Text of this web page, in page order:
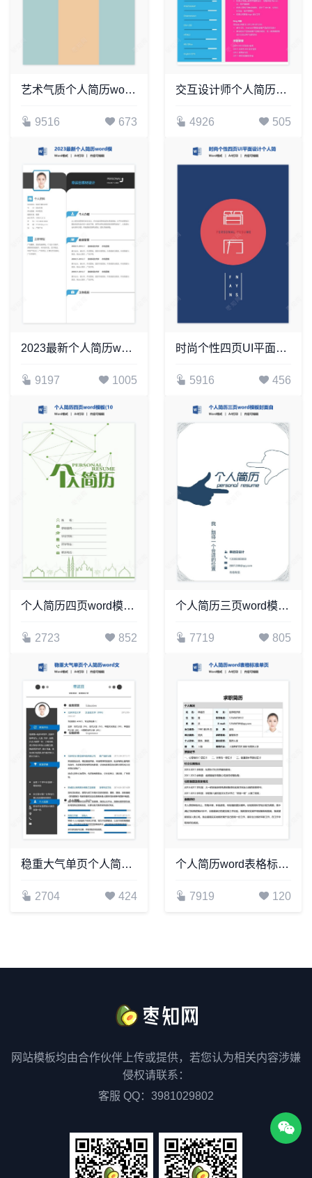
艺术气质个人简历word模板共四页(7)
9516 673
交互设计师个人简历Word模板
4926 505
2023最新个人简历word模板(5)
9197 1005
时尚个性四页UI平面设计个人简历Word模板
5916 456
个人简历四页word模板(10)
2723 852
个人简历三页word模板封面自荐信(4)
7719 805
稳重大气单页个人简历word文档(9)
2704 424
个人简历word表格标准单页(4)
7919 120
网站模板均由合作伙伴上传或提供，若您认为相关内容涉嫌
侵权请联系：
客服 QQ：3981029802